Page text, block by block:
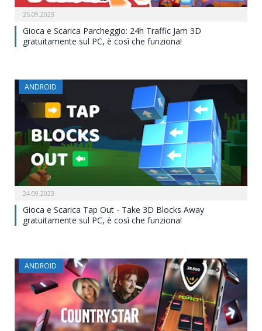
25.09.2023
Gioca e Scarica Parcheggio: 24h Traffic Jam 3D
gratuitamente sul PC, è così che funziona!
ANDROID
24.09.2023
Gioca e Scarica Tap Out - Take 3D Blocks Away
gratuitamente sul PC, è così che funziona!
ANDROID